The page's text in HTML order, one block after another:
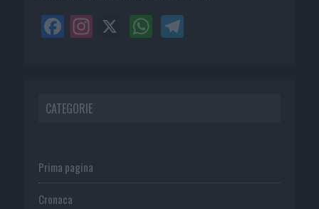
CATEGORIE
Prima pagina
Cronaca